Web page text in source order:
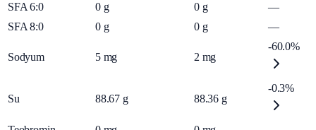
SFA 6:0 0 g 0 g
—
SFA 8:0
0 g 0 g —
Sodyum 5 mg 2 mg
-60.0%
Su 88.67 g 88.36 g
-0.3%